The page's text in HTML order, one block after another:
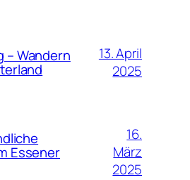
– Wandern
13. April
2025
Essener
16.
März
2025